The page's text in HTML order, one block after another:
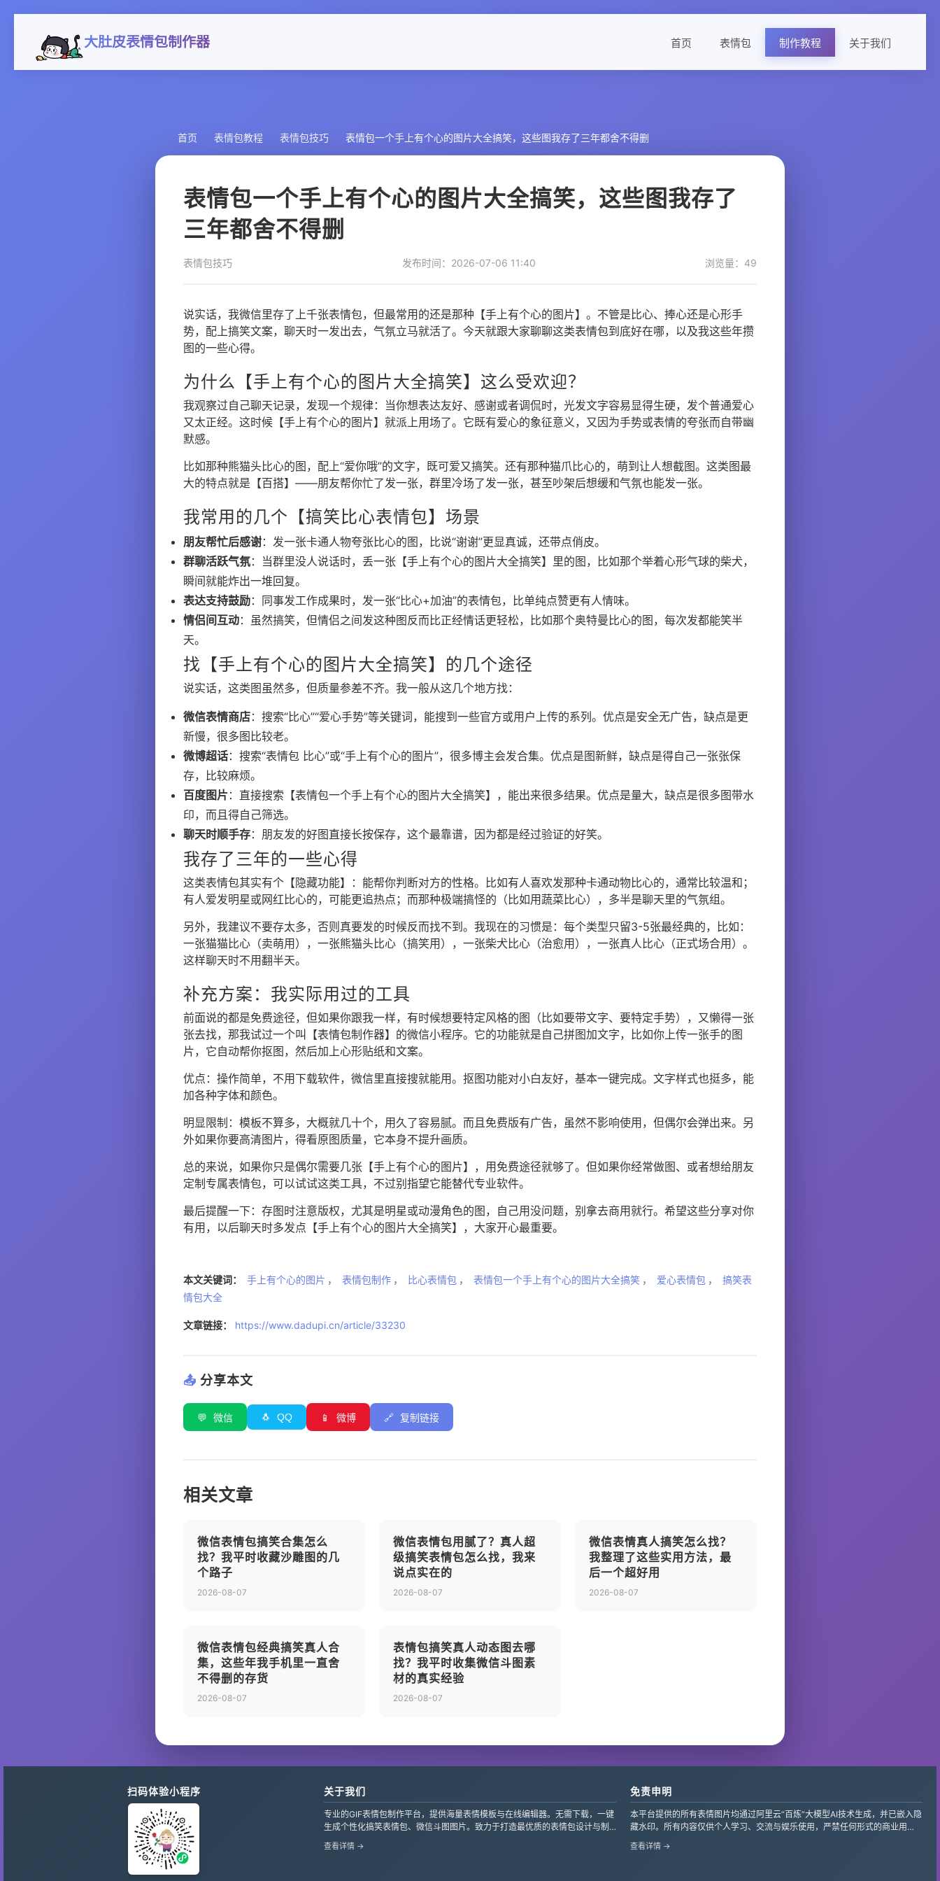
大肚皮表情包制作器 首页 表情包 制作教程 关于我们
首页 表情包教程 表情包技巧 表情包一个手上有个心的图片大全搞笑，这些图我存了三年都舍不得删
表情包一个手上有个心的图片大全搞笑，这些图我存了
三年都舍不得删
表情包技巧 发布时间：2026-07-06 11:40 浏览量：49
说实话，我微信里存了上千张表情包，但最常用的还是那种【手上有个心的图片】。不管是比心、捧心还是心形手
势，配上搞笑文案，聊天时一发出去，气氛立马就活了。今天就跟大家聊聊这类表情包到底好在哪，以及我这些年攒
图的一些心得。
为什么【手上有个心的图片大全搞笑】这么受欢迎？
我观察过自己聊天记录，发现一个规律：当你想表达友好、感谢或者调侃时，光发文字容易显得生硬，发个普通爱心
又太正经。这时候【手上有个心的图片】就派上用场了。它既有爱心的象征意义，又因为手势或表情的夸张而自带幽
默感。
比如那种熊猫头比心的图，配上“爱你哦”的文字，既可爱又搞笑。还有那种猫爪比心的，萌到让人想截图。这类图最
大的特点就是【百搭】——朋友帮你忙了发一张，群里冷场了发一张，甚至吵架后想缓和气氛也能发一张。
我常用的几个【搞笑比心表情包】场景
朋友帮忙后感谢：发一张卡通人物夸张比心的图，比说“谢谢”更显真诚，还带点俏皮。
群聊活跃气氛：当群里没人说话时，丢一张【手上有个心的图片大全搞笑】里的图，比如那个举着心形气球的柴犬，
瞬间就能炸出一堆回复。
表达支持鼓励：同事发工作成果时，发一张“比心+加油”的表情包，比单纯点赞更有人情味。
情侣间互动：虽然搞笑，但情侣之间发这种图反而比正经情话更轻松，比如那个奥特曼比心的图，每次发都能笑半
天。
找【手上有个心的图片大全搞笑】的几个途径
说实话，这类图虽然多，但质量参差不齐。我一般从这几个地方找：
微信表情商店：搜索“比心”“爱心手势”等关键词，能搜到一些官方或用户上传的系列。优点是安全无广告，缺点是更
新慢，很多图比较老。
微博超话：搜索“表情包 比心”或“手上有个心的图片”，很多博主会发合集。优点是图新鲜，缺点是得自己一张张保
存，比较麻烦。
百度图片 ：直接搜索【表情包一个手上有个心的图片大全搞笑】，能出来很多结果。优点是量大，缺点是很多图带水
印，而且得自己筛选。
聊天时顺手存：朋友发的好图直接长按保存，这个最靠谱，因为都是经过验证的好笑。
我存了三年的一些心得
这类表情包其实有个【隐藏功能】：能帮你判断对方的性格。比如有人喜欢发那种卡通动物比心的，通常比较温和；
有人爱发明星或网红比心的，可能更追热点；而那种极端搞怪的（比如用蔬菜比心），多半是聊天里的气氛组。
另外，我建议不要存太多，否则真要发的时候反而找不到。我现在的习惯是：每个类型只留3-5张最经典的，比如：
一张猫猫比心（卖萌用），一张熊猫头比心（搞笑用），一张柴犬比心（治愈用），一张真人比心（正式场合用）。
这样聊天时不用翻半天。
补充方案：我实际用过的工具
前面说的都是免费途径，但如果你跟我一样，有时候想要特定风格的图（比如要带文字、要特定手势），又懒得一张
张去找，那我试过一个叫【表情包制作器】的微信小程序。它的功能就是自己拼图加文字，比如你上传一张手的图
片，它自动帮你抠图，然后加上心形贴纸和文案。
优点：操作简单，不用下载软件，微信里直接搜就能用。抠图功能对小白友好，基本一键完成。文字样式也挺多，能
加各种字体和颜色。
明显限制：模板不算多，大概就几十个，用久了容易腻。而且免费版有广告，虽然不影响使用，但偶尔会弹出来。另
外如果你要高清图片，得看原图质量，它本身不提升画质。
总的来说，如果你只是偶尔需要几张【手上有个心的图片】，用免费途径就够了。但如果你经常做图、或者想给朋友
定制专属表情包，可以试试这类工具，不过别指望它能替代专业软件。
最后提醒一下：存图时注意版权，尤其是明星或动漫角色的图，自己用没问题，别拿去商用就行。希望这些分享对你
有用，以后聊天时多发点【手上有个心的图片大全搞笑】，大家开心最重要。
本文关键词： 手上有个心的图片 ， 表情包制作 ， 比心表情包 ， 表情包一个手上有个心的图片大全搞笑 ， 爱心表情包 ，
搞笑表
情包大全
文章链接： https://www.dadupi.cn/article/33230
📤 分享本文
💬 微信 🐧 QQ 📱 微博 🔗 复制链接
相关文章
微信表情包搞笑合集怎么
找？我平时收藏沙雕图的几
个路子
2026-08-07
微信表情包用腻了？真人超
级搞笑表情包怎么找，我来
说点实在的
2026-08-07
微信表情真人搞笑怎么找？
我整理了这些实用方法，最
后一个超好用
2026-08-07
微信表情包经典搞笑真人合
集，这些年我手机里一直舍
不得删的存货
2026-08-07
表情包搞笑真人动态图去哪
找？我平时收集微信斗图素
材的真实经验
2026-08-07
扫码体验小程序 关于我们
专业的GIF表情包制作平台，提供海量表情模板与在线编辑器。无需下载，一键
生成个性化搞笑表情包、微信斗图图片。致力于打造最优质的表情包设计与制
作服务，支持自定义文字、贴纸，让创意轻松变现。
查看详情 →
免责申明
本平台提供的所有表情图片均通过阿里云“百炼”大模型AI技术生成，并已嵌入隐
藏水印。所有内容仅供个人学习、交流与娱乐使用，严禁任何形式的商业用
途。
查看详情 →